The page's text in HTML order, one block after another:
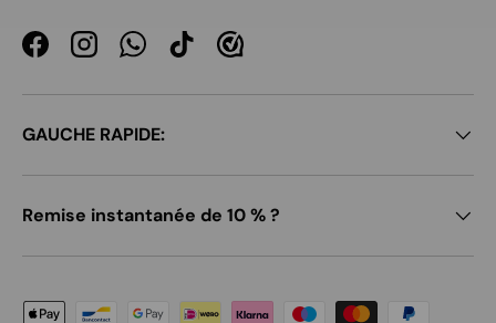
FacebookInstagramWhatsApp
TikTok
GAUCHE RAPIDE:
Remise instantanée de 10 % ?
Moyens de paiement acceptés